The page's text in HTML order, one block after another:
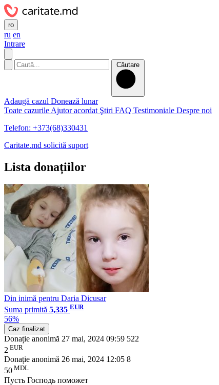
ro
ru en
Intrare
Căutare
Adaugă cazul Donează lunar
Toate cazurile Ajutor acordat Ştiri FAQ Testimoniale Despre noi
Telefon: +373(68)330431
Caritate.md solicită suport
Lista donațiilor
Din inimă pentru Daria Dicusar
Suma primită 5,335 EUR
56%
Caz finalizat
Donație anonimă 27 mai, 2024 09:59 522
2 EUR
Donație anonimă 26 mai, 2024 12:05 8
50 MDL
Пусть Господь поможет